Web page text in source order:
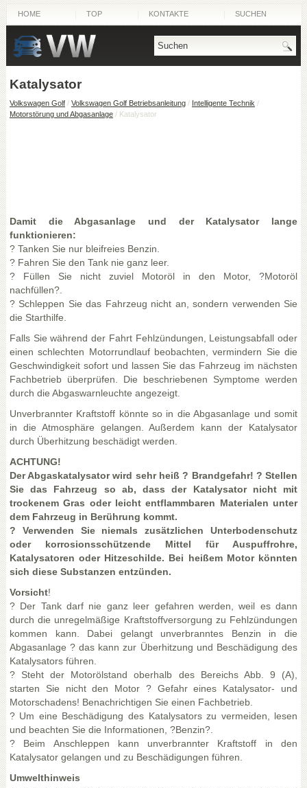
HOME TOP KONTAKTE SUCHEN
Katalysator
Volkswagen Golf/ Volkswagen Golf Betriebsanleitung/ Intelligente Technik /
Motorstörung und Abgasanlage/ Katalysator
Damit die Abgasanlage und der Katalysator lange
funktionieren:
? Tanken Sie nur bleifreies Benzin.
? Fahren Sie den Tank nie ganz leer.
? Füllen Sie nicht zuviel Motoröl in den Motor, ?Motoröl
nachfüllen?.
? Schleppen Sie das Fahrzeug nicht an, sondern verwenden Sie
die Starthilfe.
Falls Sie während der Fahrt Fehlzündungen, Leistungsabfall oder
einen schlechten Motorrundlauf beobachten, vermindern Sie die
Geschwindigkeit sofort und lassen Sie das Fahrzeug im nächsten
Fachbetrieb überprüfen. Die beschriebenen Symptome werden
durch die Abgaswarnleuchte angezeigt.
Unverbrannter Kraftstoff könnte so in die Abgasanlage und somit
in die Atmosphäre gelangen. Außerdem kann der Katalysator
durch Überhitzung beschädigt werden.
ACHTUNG!
Der Abgaskatalysator wird sehr heiß ? Brandgefahr! ? Stellen
Sie das Fahrzeug so ab, dass der Katalysator nicht mit
trockenem Gras oder leicht entflammbaren Materialen unter
dem Fahrzeug in Berührung kommt.
? Verwenden Sie niemals zusätzlichen Unterbodenschutz
oder korrosionsschützende Mittel für Auspuffrohre,
Katalysatoren oder Hitzeschilde. Bei heißem Motor könnten
sich diese Substanzen entzünden.
Vorsicht!
? Der Tank darf nie ganz leer gefahren werden, weil es dann
durch die unregelmäßige Kraftstoffversorgung zu Fehlzündungen
kommen kann. Dabei gelangt unverbranntes Benzin in die
Abgasanlage ? das kann zur Überhitzung und Beschädigung des
Katalysators führen.
? Steht der Motorölstand oberhalb des Bereichs Abb. 9 (A),
starten Sie nicht den Motor ? Gefahr eines Katalysator- und
Motorschadens! Benachrichtigen Sie einen Fachbetrieb.
? Um eine Beschädigung des Katalysators zu vermeiden, lesen
und beachten Sie die Informationen, ?Benzin?.
? Beim Anschleppen kann unverbrannter Kraftstoff in den
Katalysator gelangen und zu Beschädigungen führen.
Umwelthinweis